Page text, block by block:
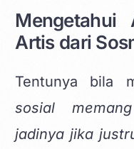
Mengetahui
Artis dari
Tentunya bila
sosial
jadinya jika